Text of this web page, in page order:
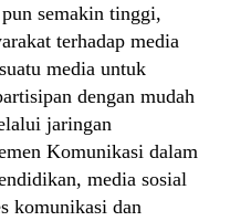
semakin tinggi,
terhadap media
media untuk
dengan mudah
jaringan
Komunikasi dalam
media sosial
komunikasi dan